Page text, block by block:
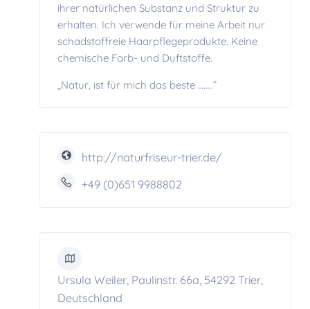
ihrer natürlichen Substanz und Struktur zu
erhalten. Ich verwende für meine Arbeit nur
schadstoffreie Haarpflegeprodukte. Keine
chemische Farb- und Duftstoffe.
„Natur, ist für mich das beste ……..”
http://naturfriseur-trier.de/
+49 (0)651 9988802
Ursula Weiler, Paulinstr. 66a, 54292 Trier,
Deutschland